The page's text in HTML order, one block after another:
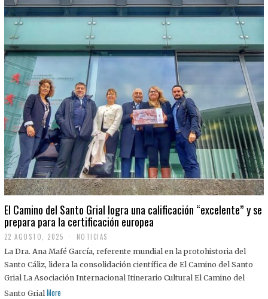
El Camino del Santo Grial logra una calificación “excelente” y se
prepara para la certificación europea
22 AGOSTO, 2025
2
A
G
O
S
NOTICIAS
La Dra. Ana Mafé García, referente mundial en la protohistoria del
Santo Cáliz, lidera la consolidación científica de El Camino del Santo
Grial La Asociación Internacional Itinerario Cultural El Camino del
Santo Grial More